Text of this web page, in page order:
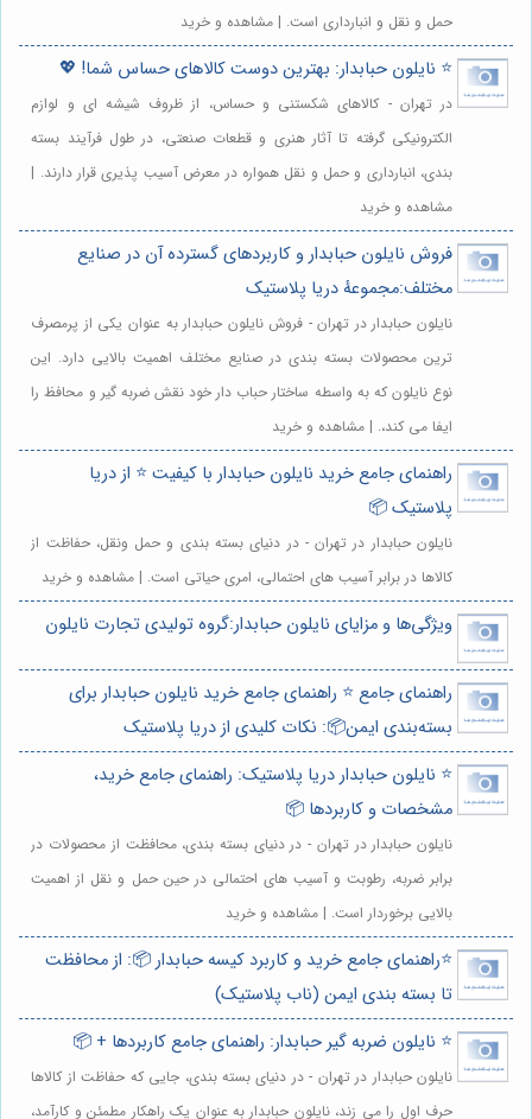
حمل و نقل و انبارداری است. | مشاهده و خرید
⭐️ نایلون حبابدار: بهترین دوست کالاهای حساس شما! 💖
در تهران - کالاهای شکستنی و حساس، از ظروف شیشه ای و لوازم
الکترونیکی گرفته تا آثار هنری و قطعات صنعتی، در طول فرآیند بسته
بندی، انبارداری و حمل و نقل همواره در معرض آسیب پذیری قرار دارند. |
مشاهده و خرید
فروش نایلون حبابدار و کاربردهای گسترده آن در صنایع
مختلف:مجموعهٔ دریا پلاستیک
نایلون حبابدار در تهران - فروش نایلون حبابدار به عنوان یکی از پرمصرف
ترین محصولات بسته بندی در صنایع مختلف اهمیت بالایی دارد. این
نوع نایلون که به واسطه ساختار حباب دار خود نقش ضربه گیر و محافظ را
ایفا می کند،. | مشاهده و خرید
راهنمای جامع خرید نایلون حبابدار با کیفیت ⭐️ از دریا
پلاستیک 📦
نایلون حبابدار در تهران - در دنیای بسته بندی و حمل ونقل، حفاظت از
کالاها در برابر آسیب های احتمالی، امری حیاتی است. | مشاهده و خرید
ویژگی‌ها و مزایای نایلون حبابدار:گروه تولیدی تجارت نایلون
راهنمای جامع ⭐️ راهنمای جامع خرید نایلون حبابدار برای
بسته‌بندی ایمن📦: نکات کلیدی از دریا پلاستیک
⭐️ نایلون حبابدار دریا پلاستیک: راهنمای جامع خرید،
مشخصات و کاربردها 📦
نایلون حبابدار در تهران - در دنیای بسته بندی، محافظت از محصولات در
برابر ضربه، رطوبت و آسیب های احتمالی در حین حمل و نقل از اهمیت
بالایی برخوردار است. | مشاهده و خرید
⭐️راهنمای جامع خرید و کاربرد کیسه حبابدار 📦: از محافظت
تا بسته بندی ایمن (ناب پلاستیک)
⭐️ نایلون ضربه گیر حبابدار: راهنمای جامع کاربردها + 📦
نایلون حبابدار در تهران - در دنیای بسته بندی، جایی که حفاظت از کالاها
حرف اول را می زند، نایلون حبابدار به عنوان یک راهکار مطمئن و کارآمد،